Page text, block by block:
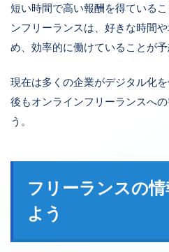
短い時間で高い報酬を得ている
ンフリーランスは、好きな時間
め、効率的に働けていることが予
現在は多くの企業がデジタル化
後もオンラインフリーランスへ
う。
フリーランスの
よう